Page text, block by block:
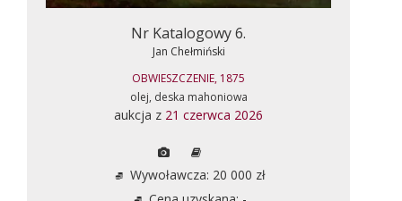
Nr Katalogowy 6.
Jan Chełmiński
OBWIESZCZENIE, 1875
olej, deska mahoniowa
aukcja z 21 czerwca 2026
Wywoławcza: 20 000 zł